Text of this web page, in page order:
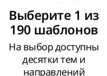
Выберите 1 из
190 шаблонов
На выбор доступны
десятки тем и
направлений